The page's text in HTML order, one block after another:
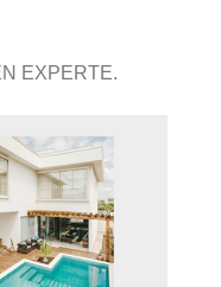
EXPERTE.